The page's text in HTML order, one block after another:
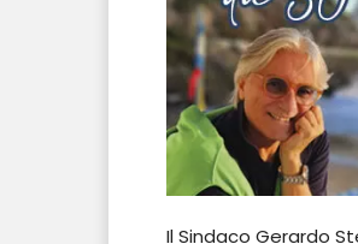
Il Sindaco Gerardo